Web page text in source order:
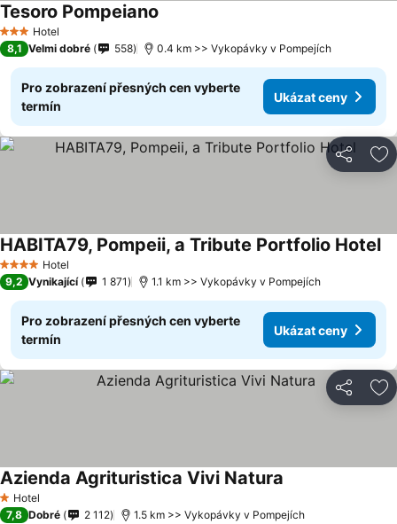
3 Počet hvězdiček
Hotel
Tesoro Pompeiano
8,1 Velmi dobré 558 0.4 km >> Vykopávky v Pompejích
Pro zobrazení přesných cen vyberte
termín
Ukázat ceny
Sdílet
4 Počet hvězdiček
Hotel
HABITA79, Pompeii, a Tribute Portfolio Hotel
9,2 Vynikající 1 871 1.1 km >> Vykopávky v Pompejích
Pro zobrazení přesných cen vyberte
termín
Ukázat ceny
Sdílet
1 Počet hvězdiček
Hotel
Azienda Agrituristica Vivi Natura
7,8 Dobré 2 112 1.5 km >> Vykopávky v Pompejích